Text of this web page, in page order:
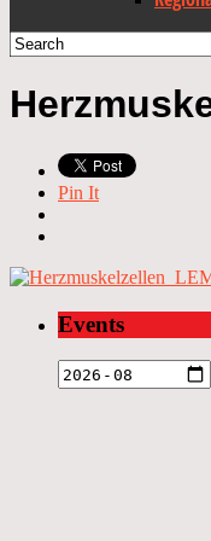
Pin It
Events